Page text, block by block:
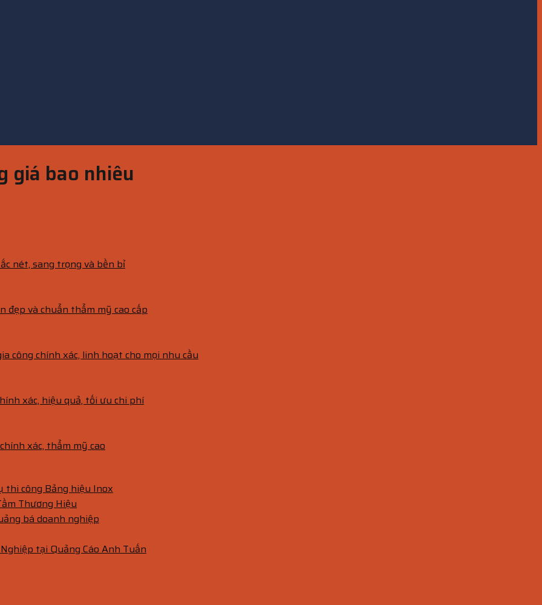
giá bao nhiêu
nét, sang trọng và bền bỉ
đẹp và chuẩn thẩm mỹ cao cấp
công chính xác, linh hoạt cho mọi nhu cầu
xác, hiệu quả, tối ưu chi phí
xác, thẩm mỹ cao
thi công Bảng hiệu Inox
Thương Hiệu
bá doanh nghiệp
tại Quảng Cáo Anh Tuấn